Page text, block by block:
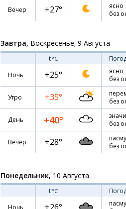
Вечер +27°
ясно
без
Завтра, Воскресенье, 9 Августа
t°C
Ночь
+25°
ясно
без
Утро +35°
без
День +40°
без
Вечер +28°
без
Понедельник, 10 Августа
t°C
Ночь